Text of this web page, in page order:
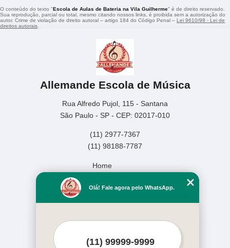
O conteúdo do texto "Escola de Aulas de Bateria na Vila Guilherme" é de direito reservado.
Sua reprodução, parcial ou total, mesmo citando nossos links, é proibida sem a autorização do
autor. Crime de violação de direito autoral – artigo 184 do Código Penal – Lei 9610/98 - Lei de
direitos autorais
Allemande Escola de Música
Rua Alfredo Pujol, 115 - Santana
São Paulo - SP - CEP: 02017-010
(11) 2977-7367
(11) 98188-7787
Home
Missão
Serviços
Mais Serviços
Olá! Fale agora pelo WhatsApp.